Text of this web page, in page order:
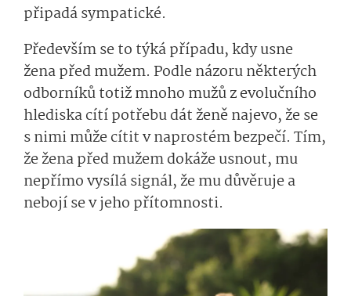
připadá sympatické.
Především se to týká případu, kdy usne
žena před mužem. Podle názoru některých
odborníků totiž mnoho mužů z evolučního
hlediska cítí potřebu dát ženě najevo, že se
s nimi může cítit v naprostém bezpečí. Tím,
že žena před mužem dokáže usnout, mu
nepřímo vysílá signál, že mu důvěruje a
nebojí se v jeho přítomnosti.